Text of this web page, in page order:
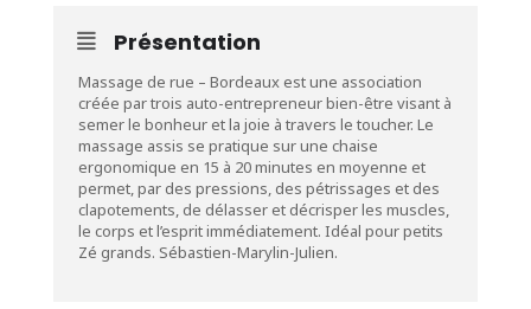
Présentation
Massage de rue – Bordeaux est une association
créée par trois auto-entrepreneur bien-être visant à
semer le bonheur et la joie à travers le toucher. Le
massage assis se pratique sur une chaise
ergonomique en 15 à 20 minutes en moyenne et
permet, par des pressions, des pétrissages et des
clapotements, de délasser et décrisper les muscles,
le corps et l’esprit immédiatement. Idéal pour petits
Zé grands. Sébastien-Marylin-Julien.